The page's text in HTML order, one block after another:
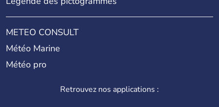
METEO CONSULT
Météo Marine
Météo pro
Retrouvez nos applications :